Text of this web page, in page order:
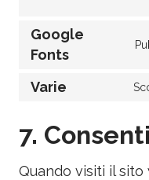
Google
Fonts
Varie
7. Consenti
Quando visiti il